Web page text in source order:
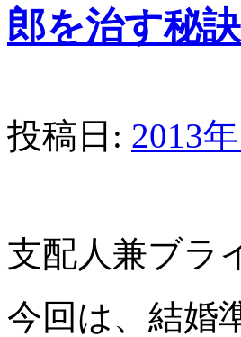
郎を治す秘
投稿日: 2013
支配人兼ブラ
今回は、結婚